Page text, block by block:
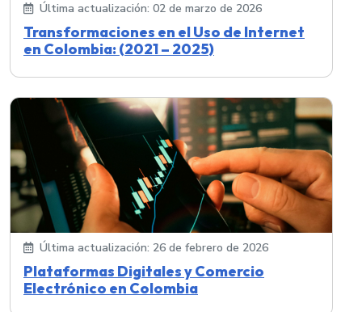
Última actualización: 02 de marzo de 2026
Transformaciones en el Uso de Internet
en Colombia: (2021 – 2025)
Última actualización: 26 de febrero de 2026
Plataformas Digitales y Comercio
Electrónico en Colombia